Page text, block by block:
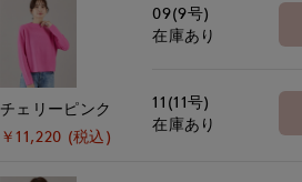
チェリーピンク
￥11,220 (税込)
09(9号)
在庫あり
11(11号)
在庫あり